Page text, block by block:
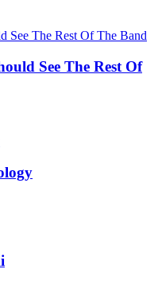
See The Rest Of